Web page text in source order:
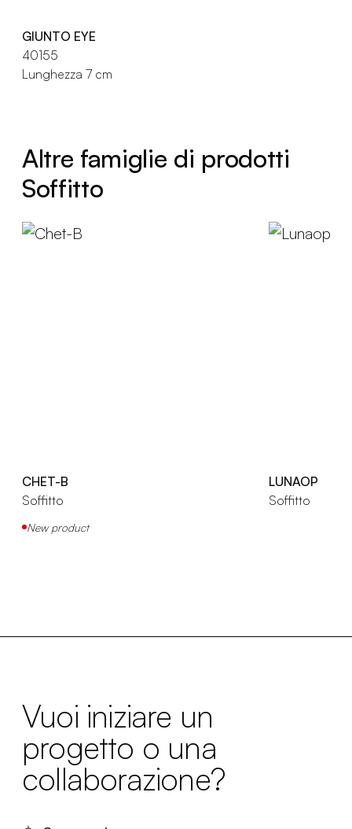
GIUNTO EYE
40155
Lunghezza 7 cm
Altre famiglie di prodotti
Soffitto
CHET-B
Soffitto
New product
LUNAOP
Soffitto
Vuoi iniziare un
progetto o una
collaborazione?